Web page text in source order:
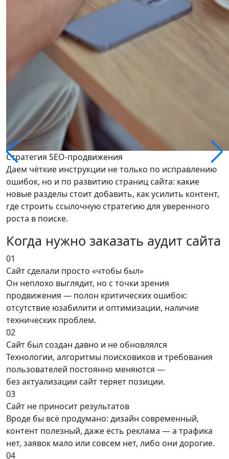
Стратегия SEO-продвижения
Даем чёткие инструкции не только по исправлению
ошибок, но и по развитию страниц сайта: какие
новые разделы стоит добавить, как усилить контент,
где строить ссылочную стратегию для уверенного
роста в поиске.
Когда нужно заказать аудит сайта
01
Сайт сделали просто «чтобы был»
Он неплохо выглядит, но с точки зрения
продвижения — полон критических ошибок:
отсутствие юзабилити и оптимизации, наличие
технических проблем.
02
Сайт был создан давно и не обновлялся
Технологии, алгоритмы поисковиков и требования
пользователей постоянно меняются —
без актуализации сайт теряет позиции.
03
Сайт не приносит результатов
Вроде бы всё продумано: дизайн современный,
контент полезный, даже есть реклама — а трафика
нет, заявок мало или совсем нет, либо они дорогие.
04